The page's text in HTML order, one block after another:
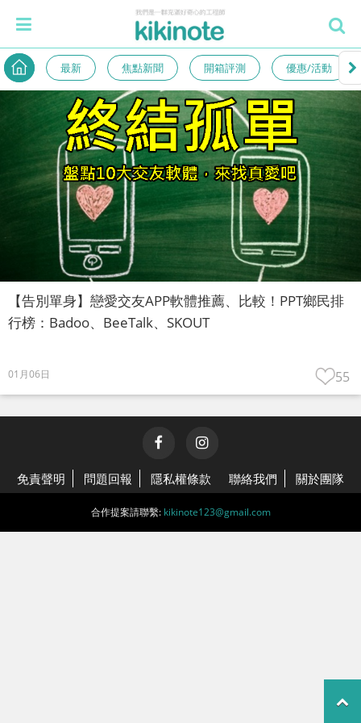
最新 焦點新聞 開箱評測 優惠/活動
【告別單身】戀愛交友APP軟體推薦、比較！PPT鄉民排
行榜：Badoo、BeeTalk、SKOUT
01月06日 55
免責聲明 問題回報 隱私權條款 聯絡我們 關於團隊
合作提案請聯繫: kikinote123@gmail.com